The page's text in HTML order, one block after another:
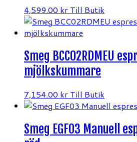
4,599.00 kr Till Butik
Smeg BCC02RDMEU
mjölkskummare
7,154.00 kr Till Butik
Smeg EGF03 Manuell